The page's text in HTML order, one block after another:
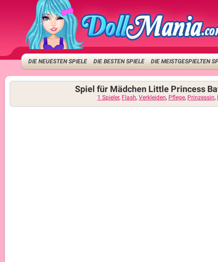
DIE NEUESTEN SPIELE DIE BESTEN SPIELE DIE MEISTGESPIELTEN
Spiel für Mädchen Little Princess
1 Spieler, Flash, Verkleiden, Pflege, Prinzessin,